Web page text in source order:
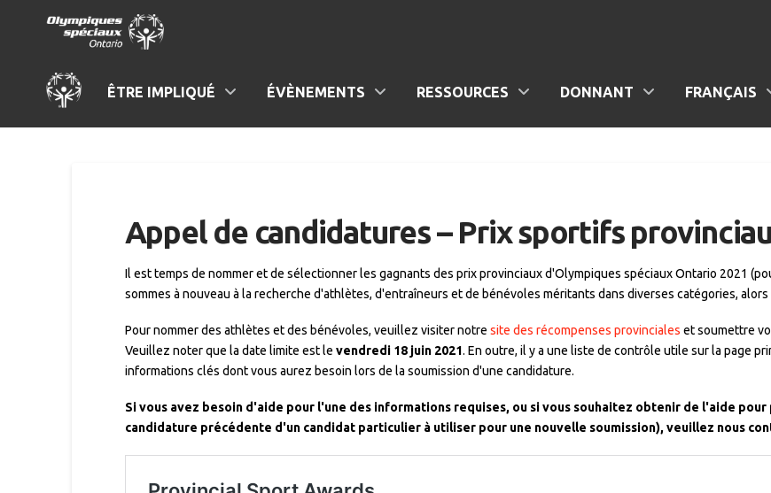
ÊTRE IMPLIQUÉ ÉVÈNEMENTS RESSOURCES DONNANT FRANÇAIS
Appel de candidatures – Prix sportifs
Il est temps de nommer et de sélectionner les gagnants des prix provinciaux d'Olympiques spéciaux Ontario 2021
sommes à nouveau à la recherche d'athlètes, d'entraîneurs et de bénévoles méritants dans diverses catégories,
Pour nommer des athlètes et des bénévoles, veuillez visiter notre site des récompenses provinciales et soumettre
Veuillez noter que la date limite est le vendredi 18 juin 2021. En outre, il y a une liste de contrôle utile sur la page
informations clés dont vous aurez besoin lors de la soumission d'une candidature.
Si vous avez besoin d'aide pour l'une des informations requises, ou si vous souhaitez obtenir de l'aide
candidature précédente d'un candidat particulier à utiliser pour une nouvelle soumission), veuillez nous